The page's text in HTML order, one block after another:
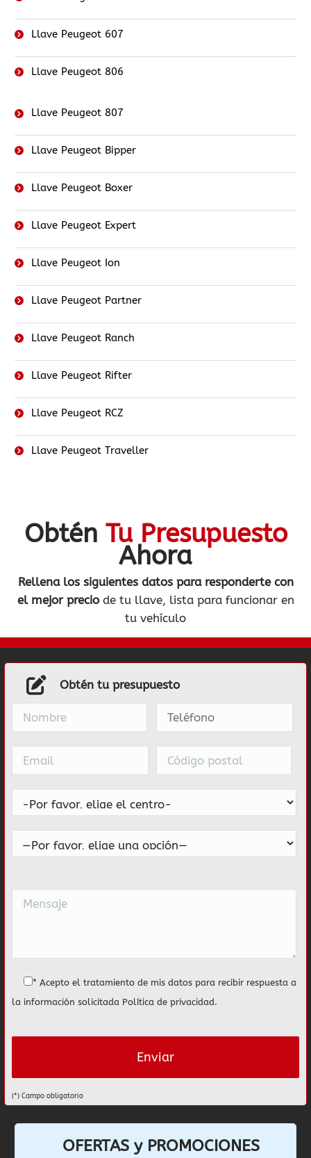
Llave Peugeot 607
Llave Peugeot 806
Llave Peugeot 807
Llave Peugeot Bipper
Llave Peugeot Boxer
Llave Peugeot Expert
Llave Peugeot Ion
Llave Peugeot Partner
Llave Peugeot Ranch
Llave Peugeot Rifter
Llave Peugeot RCZ
Llave Peugeot Traveller
Obtén Tu Presupuesto
Ahora
Rellena los siguientes datos para responderte con
el mejor preciode tu llave, lista para funcionar en
tu vehículo
Obtén tu presupuesto
* Acepto el tratamiento de mis datos para recibir respuesta a
la información solicitada Política de privacidad.
(*) Campo obligatorio
OFERTAS y PROMOCIONES